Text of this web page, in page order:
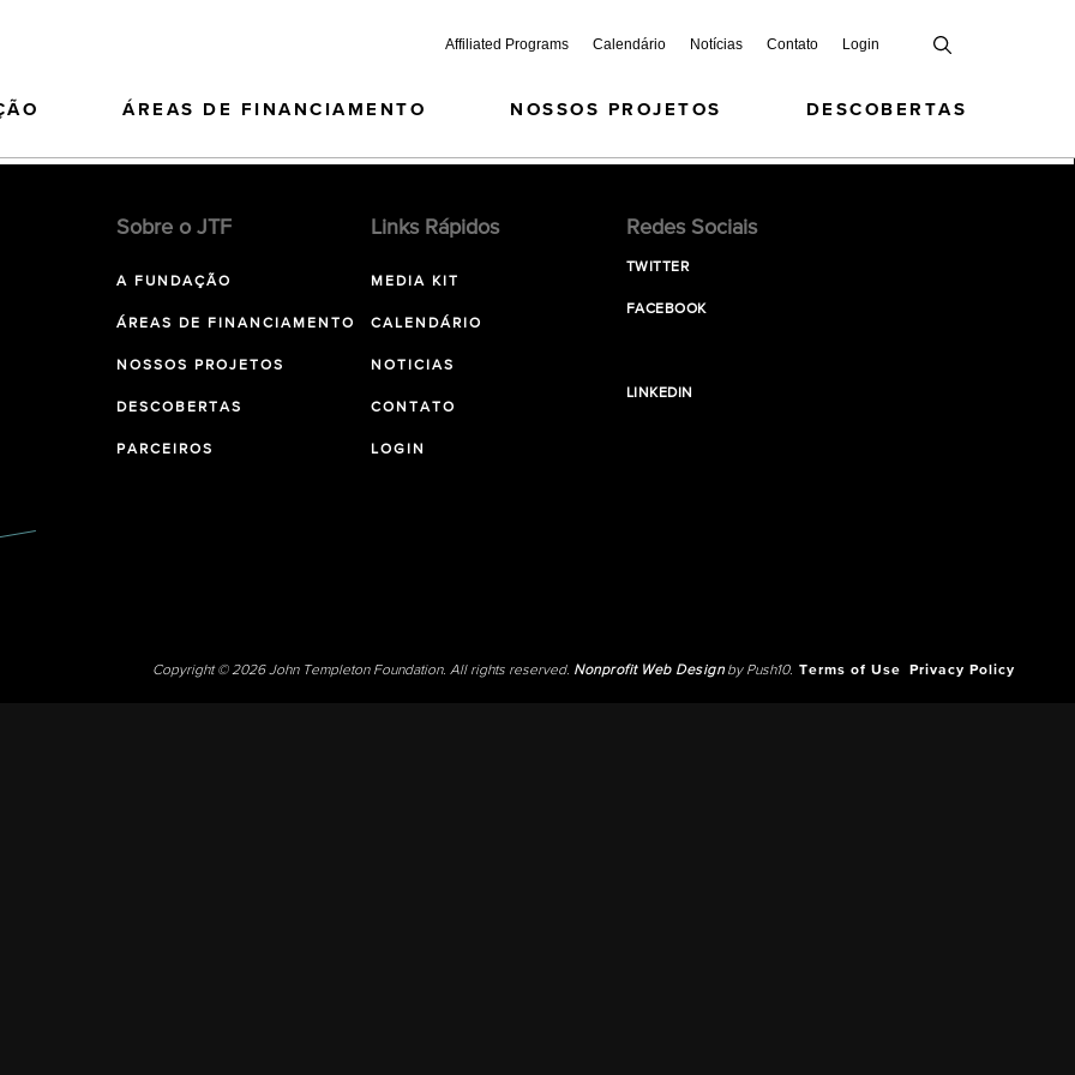
Affiliated Programs Calendário Notícias Contato Login
ÁREAS DE FINANCIAMENTO NOSSOS PROJETOS DESCOBERTAS
Sobre o JTF
A FUNDAÇÃO
ÁREAS DE FINANCIAMENTO
NOSSOS PROJETOS
DESCOBERTAS
PARCEIROS
Links Rápidos
MEDIA KIT
CALENDÁRIO
NOTICIAS
CONTATO
LOGIN
Redes Sociais
TWITTER
FACEBOOK
LINKEDIN
Copyright © 2026 John Templeton Foundation. All rights reserved. Nonprofit Web Designby Push10. Terms of Use Privacy Policy